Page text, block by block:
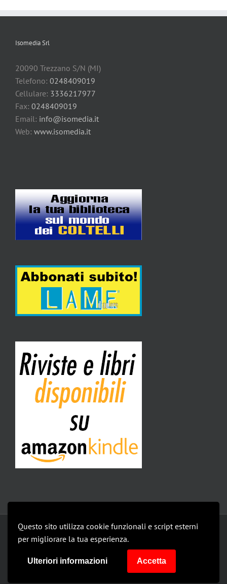
Questo sito utilizza cookie funzionali e script esterni
per migliorare la tua esperienza.
Ulteriori informazioni Accetta
Isomedia Srl
20090 Trezzano S/N (MI)
Telefono: 0248409019
Cellulare: 3336217977
Fax: 0248409019
Email: info@isomedia.it
Web: www.isomedia.it
Copyright 2019 Isomedia Srl | All Rights Reserved |privacy policy
Le mie impostazioni